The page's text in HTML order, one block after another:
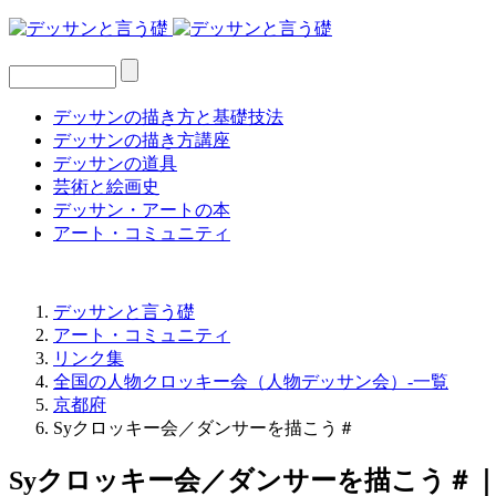
デッサンの描き方と基礎技法
デッサンの描き方講座
デッサンの道具
芸術と絵画史
デッサン・アートの本
アート・コミュニティ
デッサンと言う礎
アート・コミュニティ
リンク集
全国の人物クロッキー会（人物デッサン会）-一覧
京都府
Syクロッキー会／ダンサーを描こう＃
Syクロッキー会／ダンサーを描こう＃